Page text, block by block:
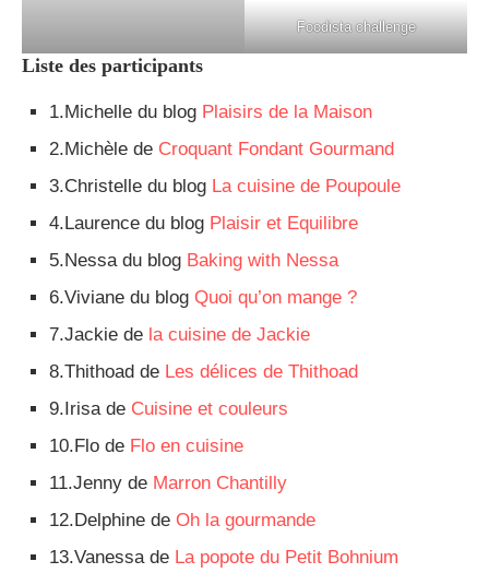
Foodista challenge
Liste des participants
1.Michelle du blog Plaisirs de la Maison
2.Michèle de Croquant Fondant Gourmand
3.Christelle du blog La cuisine de Poupoule
4.Laurence du blog Plaisir et Equilibre
5.Nessa du blog Baking with Nessa
6.Viviane du blog Quoi qu’on mange ?
7.Jackie de la cuisine de Jackie
8.Thithoad de Les délices de Thithoad
9.Irisa de Cuisine et couleurs
10.Flo de Flo en cuisine
11.Jenny de Marron Chantilly
12.Delphine de Oh la gourmande
13.Vanessa de La popote du Petit Bohnium